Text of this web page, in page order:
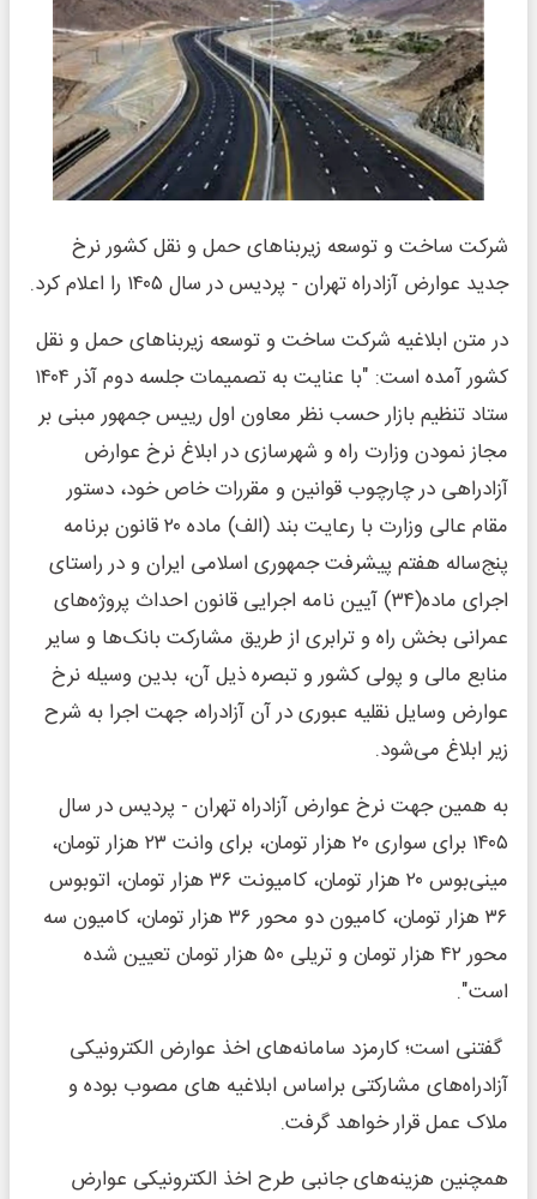
شرکت ساخت و توسعه زیربناهای حمل و نقل کشور نرخ
جدید عوارض آزادراه تهران - پردیس در سال ۱۴۰۵ را اعلام کرد.
در متن ابلاغیه شرکت ساخت و توسعه زیربناهای حمل و نقل
کشور آمده است:‌ "با عنایت به تصمیمات جلسه دوم آذر ۱۴۰۴
ستاد تنظیم بازار حسب نظر معاون اول رییس جمهور مبنی بر
مجاز نمودن وزارت راه و شهرسازی در ابلاغ نرخ عوارض
آزادراهی در چارچوب قوانین و مقررات خاص خود، دستور
مقام عالی وزارت با رعایت بند (الف) ماده ۲۰ قانون برنامه
پنج‌ساله هفتم پیشرفت جمهوری اسلامی ایران و در راستای
اجرای ماده(۳۴) آیین نامه اجرایی قانون احداث پروژه‌های
عمرانی بخش راه و ترابری از طریق مشارکت بانک‌ها و سایر
منابع مالی و پولی کشور و تبصره ذیل آن، بدین وسیله نرخ
عوارض وسایل نقلیه عبوری در آن آزادراه، جهت اجرا به شرح
زیر ابلاغ می‌شود.
به همین جهت نرخ عوارض آزادراه تهران - پردیس در سال
۱۴۰۵ برای سواری ۲۰ هزار تومان، برای وانت ۲۳ هزار تومان،
مینی‌بوس ۲۰ هزار تومان، کامیونت ۳۶ هزار تومان، اتوبوس
۳۶ هزار تومان، کامیون دو محور ۳۶ هزار تومان، کامیون سه
محور ۴۲ هزار تومان و تریلی ۵۰ هزار تومان تعیین شده
است".
گفتنی است؛ کارمزد سامانه‌های اخذ عوارض الکترونیکی
آزادراه‌های مشارکتی براساس ابلاغیه های مصوب بوده و
ملاک عمل قرار خواهد گرفت.
همچنین هزینه‌های جانبی طرح اخذ الکترونیکی عوارض